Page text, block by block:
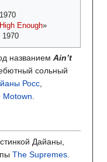
Enough»
названием Ain’t
сольный
Росс,
Motown.
Дайаны,
The Supremes.